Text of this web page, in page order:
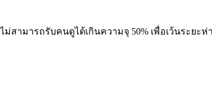
ามารถรับคนดูได้เกินความจุ 50% เพื่อเว้นระย